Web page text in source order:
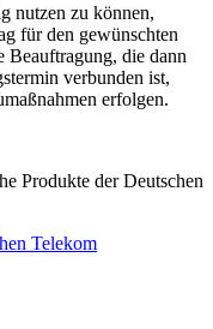
nutzen zu können,
für den gewünschten
die dann
verbunden ist,
erfolgen.
Produkte der Deutschen
Telekom